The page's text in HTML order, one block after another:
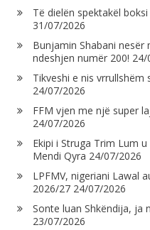
Të dielën spektakël
31/07/2026
Bunjamin Shabani
ndeshjen numër 200! 24/
Tikveshi e nis vrrullshëm
24/07/2026
FFM vjen me një super
24/07/2026
Ekipi i Struga Trim Lum
Mendi Qyra 24/07/2026
LPFMV, nigeriani Lawal
2026/27 24/07/2026
Sonte luan Shkëndija, ja
23/07/2026